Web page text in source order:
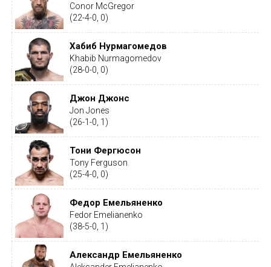
Conor McGregor
(22-4-0, 0)
Хабиб Нурмагомедов
Khabib Nurmagomedov
(28-0-0, 0)
Джон Джонс
Jon Jones
(26-1-0, 1)
Тони Фергюсон
Tony Ferguson
(25-4-0, 0)
Федор Емельяненко
Fedor Emelianenko
(38-5-0, 1)
Александр Емельяненко